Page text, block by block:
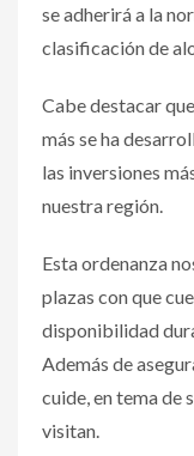
se adherirá a la
clasificación de
Cabe destacar
más se ha
las inversiones
nuestra región.
Esta ordenanza
plazas con que
disponibilidad
Además de
cuide, en tema de
visitan.